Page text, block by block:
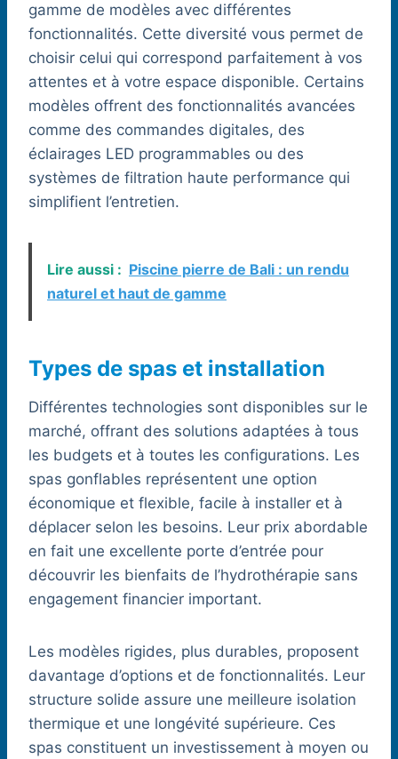
gamme de modèles avec différentes
fonctionnalités. Cette diversité vous permet de
choisir celui qui correspond parfaitement à vos
attentes et à votre espace disponible. Certains
modèles offrent des fonctionnalités avancées
comme des commandes digitales, des
éclairages LED programmables ou des
systèmes de filtration haute performance qui
simplifient l’entretien.
Lire aussi : Piscine pierre de Bali : un rendu
naturel et haut de gamme
Types de spas et installation
Différentes technologies sont disponibles sur le
marché, offrant des solutions adaptées à tous
les budgets et à toutes les configurations. Les
spas gonflables représentent une option
économique et flexible, facile à installer et à
déplacer selon les besoins. Leur prix abordable
en fait une excellente porte d’entrée pour
découvrir les bienfaits de l’hydrothérapie sans
engagement financier important.
Les modèles rigides, plus durables, proposent
davantage d’options et de fonctionnalités. Leur
structure solide assure une meilleure isolation
thermique et une longévité supérieure. Ces
spas constituent un investissement à moyen ou